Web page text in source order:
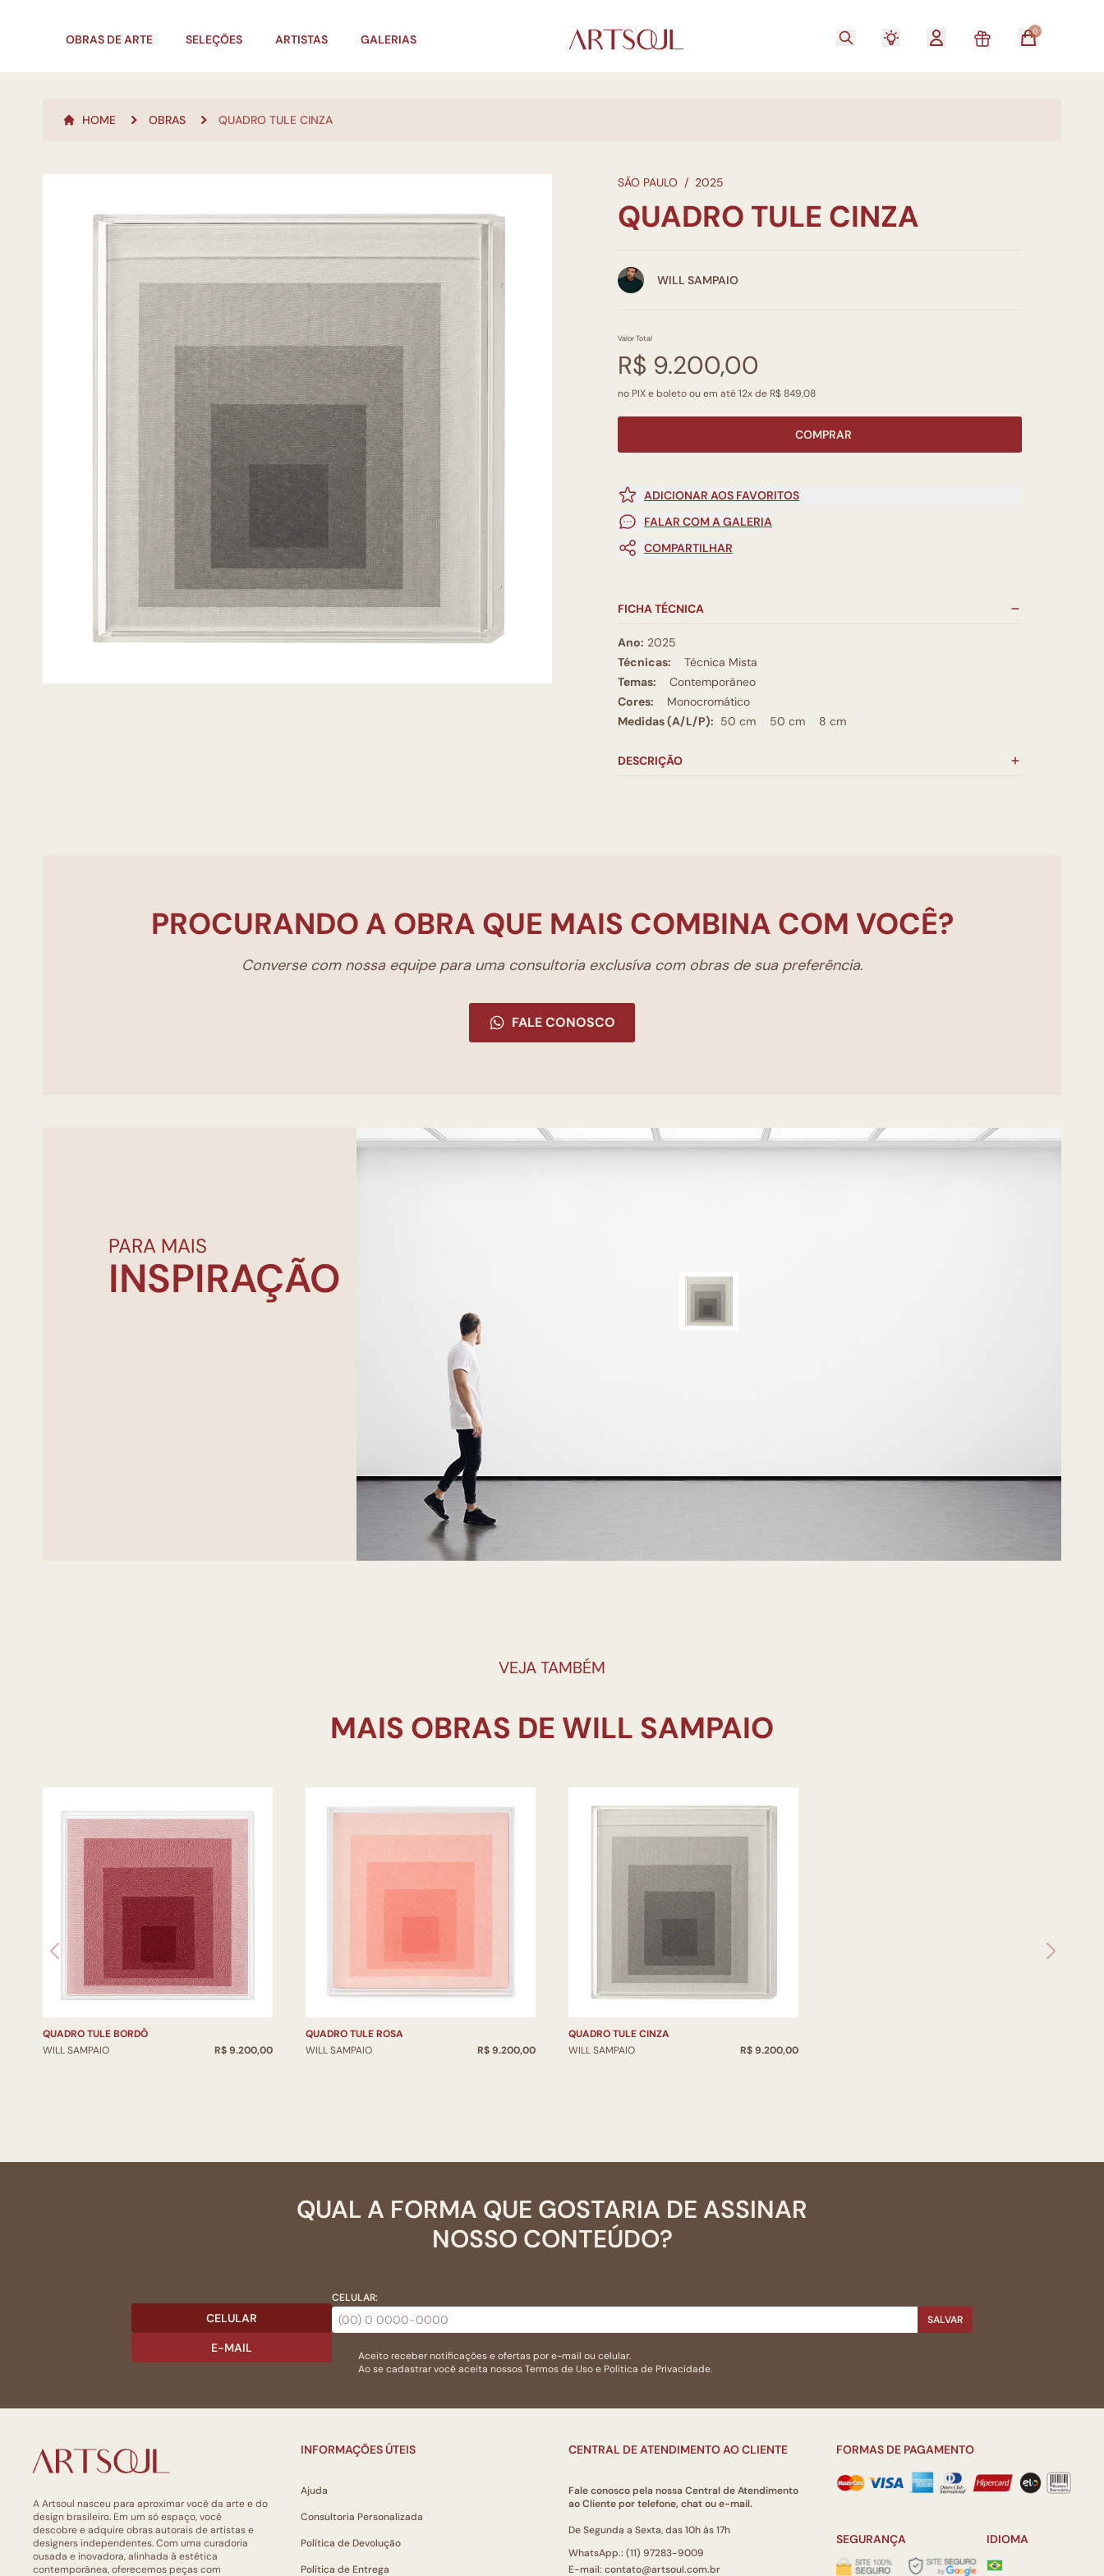
OBRAS DE ARTE SELEÇÕES ARTISTAS GALERIAS
0
HOME OBRAS QUADRO TULE CINZA
SÃO PAULO / 2025
QUADRO TULE CINZA
WILL SAMPAIO
Valor Total
R$ 9.200,00
no PIX e boleto ou em até 12x de R$ 849,08
COMPRAR
ADICIONAR AOS FAVORITOS
FALAR COM A GALERIA
COMPARTILHAR
FICHA TÉCNICA
Ano: 2025
Técnicas:
Técnica Mista
Temas:
Contemporâneo
Cores:
Monocromático
Medidas (A/L/P): 50 cm 50 cm 8 cm
DESCRIÇÃO
PROCURANDO A OBRA QUE MAIS COMBINA COM VOCÊ?
Converse com nossa equipe para uma consultoria exclusíva com obras de sua preferência.
FALE CONOSCO
PARA MAIS
INSPIRAÇÃO
VEJA TAMBÉM
QUADRO TULE BORDÔ
WILL SAMPAIO
R$ 9.200,00
QUADRO TULE ROSA
WILL SAMPAIO
R$ 9.200,00
QUADRO TULE CINZA
WILL SAMPAIO
R$ 9.200,00
QUAL A FORMA QUE GOSTARIA DE ASSINAR
NOSSO CONTEÚDO?
CELULAR
E-MAIL
CELULAR:
SALVAR
Aceito receber notificações e ofertas por e-mail ou celular.
Ao se cadastrar você aceita nossosTermos de Usoe Politica de Privacidade.
A Artsoul nasceu para aproximar você da arte e do
design brasileiro. Em um só espaço, você
descobre e adquire obras autorais de artistas e
designers independentes. Com uma curadoria
ousada e inovadora, alinhada à estética
contemporânea, oferecemos peças com
INFORMAÇÕES ÚTEIS
Ajuda
Consultoria Personalizada
Política de Devolução
Política de Entrega
CENTRAL DE ATENDIMENTO AO CLIENTE
Fale conosco pela nossa Central de Atendimento
ao Cliente por telefone, chat ou e-mail.
De Segunda a Sexta, das 10h às 17h
WhatsApp.: (11) 97283-9009
E-mail: contato@artsoul.com.br
FORMAS DE PAGAMENTO
SEGURANÇA IDIOMA